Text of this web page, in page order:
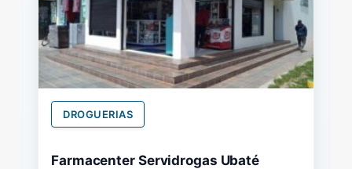
DROGUERIAS
Farmacenter Servidrogas Ubaté